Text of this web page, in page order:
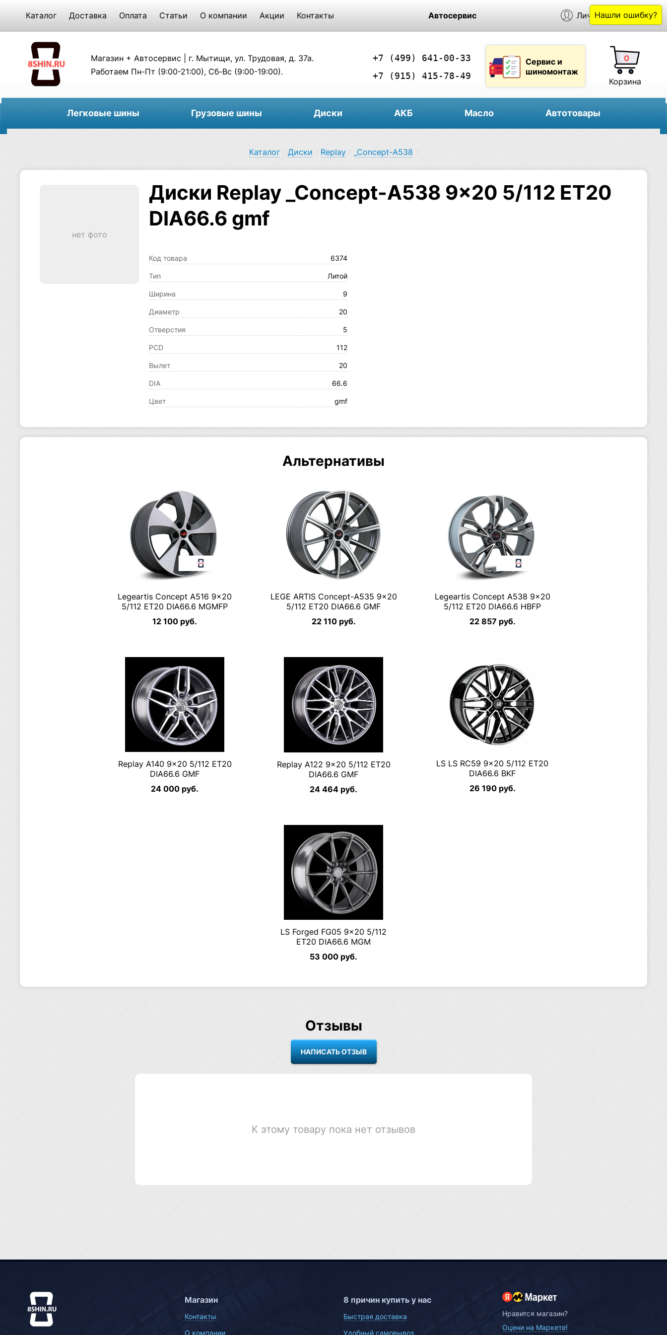
Каталог Доставка Оплата Статьи О компании Акции Контакты Автосервис Личный кабинет
Магазин + Автосервис | г. Мытищи, ул. Трудовая, д. 37а.
Работаем Пн-Пт (9:00-21:00), Сб-Вс (9:00-19:00).
+7 (499) 641-00-33
+7 (915) 415-78-49
Сервис и
шиномонтаж
0
Корзина
Легковые шины Грузовые шины Диски АКБ Масло Автотовары
Каталог/ Диски Replay/ _Concept-A538
нет фото
Диски Replay _Concept-A538 9×20 5/112 ET20
DIA66.6 gmf
Код товара 6374
Тип Литой
Ширина 9
Диаметр 20
Отверстия 5
PCD 112
Вылет 20
DIA 66.6
Цвет gmf
Альтернативы
Legeartis Concept A516 9×20
5/112 ET20 DIA66.6 MGMFP
12 100 руб.
LEGE ARTIS Concept-A535 9×20
5/112 ET20 DIA66.6 GMF
22 110 руб.
Legeartis Concept A538 9×20
5/112 ET20 DIA66.6 HBFP
22 857 руб.
Replay A140 9×20 5/112 ET20
DIA66.6 GMF
24 000 руб.
Replay A122 9×20 5/112 ET20
DIA66.6 GMF
24 464 руб.
LS LS RC59 9×20 5/112 ET20
DIA66.6 BKF
26 190 руб.
LS Forged FG05 9×20 5/112
ET20 DIA66.6 MGM
53 000 руб.
Отзывы
К этому товару пока нет отзывов
Магазин
Контакты
О компании
8 причин купить у нас
Быстрая доставка
Удобный самовывоз
Нравится магазин?
Оцени на Маркете!
Нашли ошибку?